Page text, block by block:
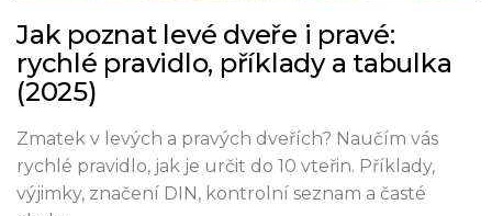
Jak poznat levé dveře i pravé:
rychlé pravidlo, příklady a tabulka
(2025)
Zmatek v levých a pravých dveřích? Naučím vás
rychlé pravidlo, jak je určit do 10 vteřin. Příklady,
výjimky, značení DIN, kontrolní seznam a časté